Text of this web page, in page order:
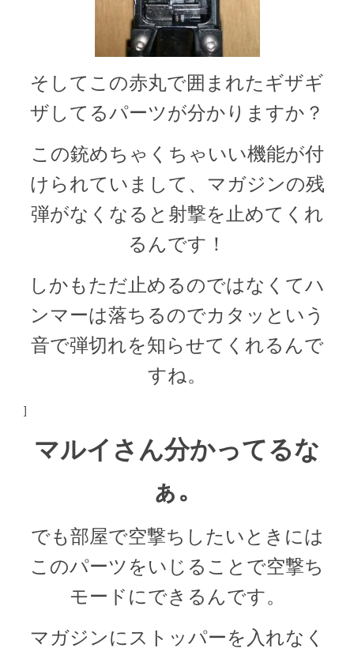
そしてこの赤丸で囲まれたギザギ
ザしてるパーツが分かりますか？
この銃めちゃくちゃいい機能が付
けられていまして、マガジンの残
弾がなくなると射撃を止めてくれ
るんです！
しかもただ止めるのではなくてハ
ンマーは落ちるのでカタッという
音で弾切れを知らせてくれるんで
すね。
]
マルイさん分かってるな
ぁ。
でも部屋で空撃ちしたいときには
このパーツをいじることで空撃ち
モードにできるんです。
マガジンにストッパーを入れなく